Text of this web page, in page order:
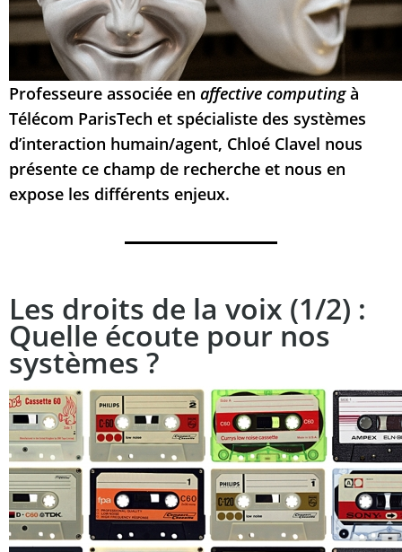
Professeure associée en affective computingà
Télécom ParisTech et spécialiste des systèmes
d’interaction humain/agent, Chloé Clavel nous
présente ce champ de recherche et nous en
expose les différents enjeux.
Les droits de la voix (1/2) :
Quelle écoute pour nos
systèmes ?